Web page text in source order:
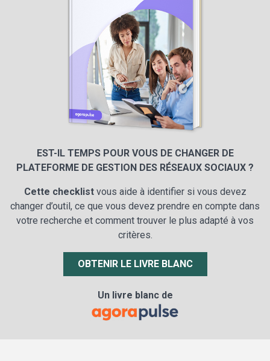
EST-IL TEMPS POUR VOUS DE CHANGER DE
PLATEFORME DE GESTION DES RÉSEAUX SOCIAUX ?
Cette checklistvous aide à identifier si vous devez
changer d’outil, ce que vous devez prendre en compte dans
votre recherche et comment trouver le plus adapté à vos
critères.
OBTENIR LE LIVRE BLANC
Un livre blanc de